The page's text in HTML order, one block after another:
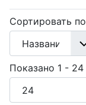
Сортировать по
Показано 1 - 24